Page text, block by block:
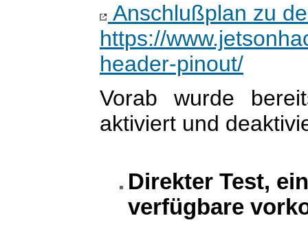
Anschlußplan zu
https://
header-pinout/
Vorab wurde
aktiviert und
Direkter Test,
verfügbare